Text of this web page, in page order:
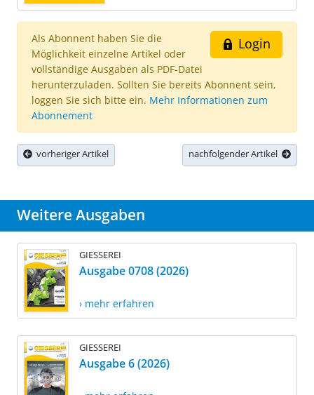
Login
Als Abonnent haben Sie die
Möglichkeit einzelne Artikel oder
vollständige Ausgaben als PDF-Datei
herunterzuladen. Sollten Sie bereits Abonnent sein,
loggen Sie sich bitte ein. Mehr Informationen zum
Abonnement
vorheriger Artikel nachfolgender Artikel
Weitere Ausgaben
GIESSEREI
Ausgabe 0708 (2026)
› mehr erfahren
GIESSEREI
Ausgabe 6 (2026)